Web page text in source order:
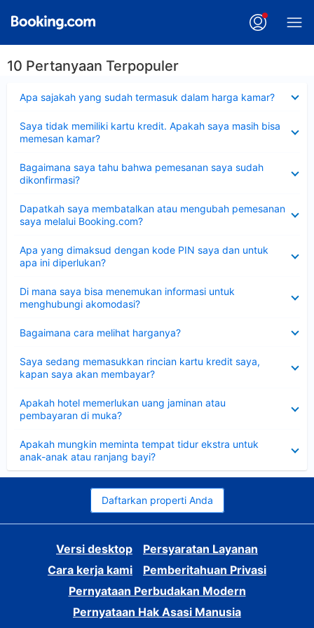
10 Pertanyaan Terpopuler
Apa sajakah yang sudah termasuk dalam harga kamar?
Saya tidak memiliki kartu kredit. Apakah saya masih bisa
memesan kamar?
Bagaimana saya tahu bahwa pemesanan saya sudah
dikonfirmasi?
Dapatkah saya membatalkan atau mengubah pemesanan
saya melalui Booking.com?
Apa yang dimaksud dengan kode PIN saya dan untuk
apa ini diperlukan?
Di mana saya bisa menemukan informasi untuk
menghubungi akomodasi?
Bagaimana cara melihat harganya?
Saya sedang memasukkan rincian kartu kredit saya,
kapan saya akan membayar?
Apakah hotel memerlukan uang jaminan atau
pembayaran di muka?
Apakah mungkin meminta tempat tidur ekstra untuk
anak-anak atau ranjang bayi?
Daftarkan properti Anda
Versi desktop
Persyaratan Layanan
Cara kerja kami
Pemberitahuan Privasi
Pernyataan Perbudakan Modern
Pernyataan Hak Asasi Manusia